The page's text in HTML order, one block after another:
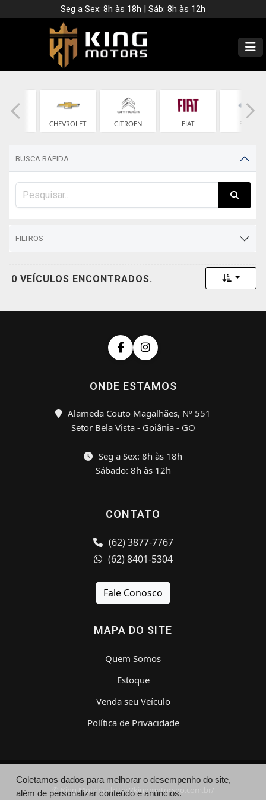
Seg a Sex: 8h às 18h | Sáb: 8h às 12h
CHEVROLET CITROEN FIAT FORD
BUSCA RÁPIDA
FILTROS
0 VEÍCULOS ENCONTRADOS. Toggle
ONDE ESTAMOS
Alameda Couto Magalhães, Nº 551
Setor Bela Vista - Goiânia - GO
Seg a Sex: 8h às 18h
Sábado: 8h às 12h
CONTATO
(62) 3877-7767
(62) 8401-5304
Fale Conosco
MAPA DO SITE
Quem Somos
Estoque
Venda seu Veículo
Política de Privacidade
© King Motors - http://kingmotorsgo.com.br/
Coletamos dados para melhorar o desempenho do site,
além de personalizar conteúdo e anúncios.